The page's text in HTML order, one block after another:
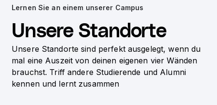
Lernen Sie an einem unserer Campus
Unsere Standorte
Unsere Standorte sind perfekt ausgelegt, wenn du
mal eine Auszeit von deinen eigenen vier Wänden
brauchst. Triff andere Studierende und Alumni
kennen und lernt zusammen